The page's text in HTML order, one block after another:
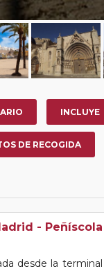
INCLUYE
DE RECOGIDA
- Peñíscola
desde la